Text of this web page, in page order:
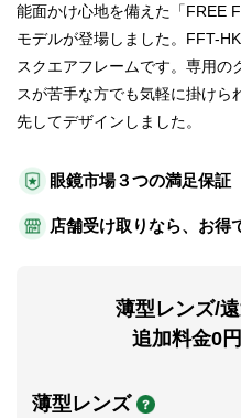
眼鏡市場３つの満足保証
店舗受け取りなら、お得
薄型レンズ/
追加料金0
薄型レンズ
能面かけ心地を備えた「FREE
モデルが登場しました。FFT-
スクエアフレームです。専用の
スが苦手な方でも気軽に掛けら
先してデザインしました。